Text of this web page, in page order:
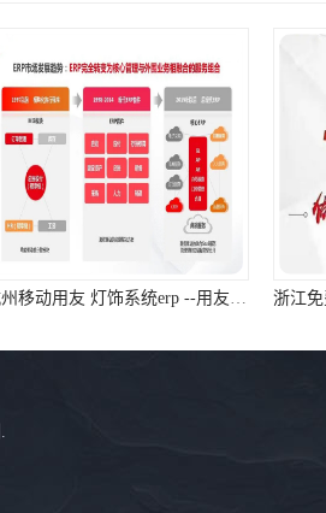
杭州移动用友 灯饰系统erp --用友浙江服务中心